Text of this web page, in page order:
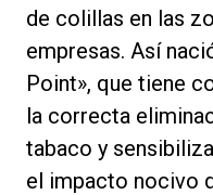
de colillas en las
empresas. Así
Point», que tiene
la correcta
tabaco y
el impacto nocivo
Connect
Contacto